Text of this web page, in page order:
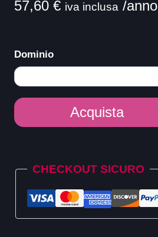
57,60 € iva inclusa /anno
Dominio
Dominio
.camp
Acquista
CHECKOUT SICURO